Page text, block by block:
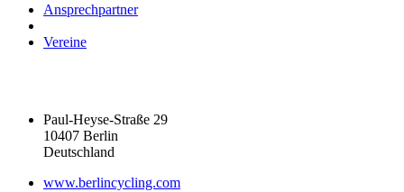
Ansprechpartner
Vereine
Paul-Heyse-Straße 29
10407 Berlin
Deutschland
www.berlincycling.com